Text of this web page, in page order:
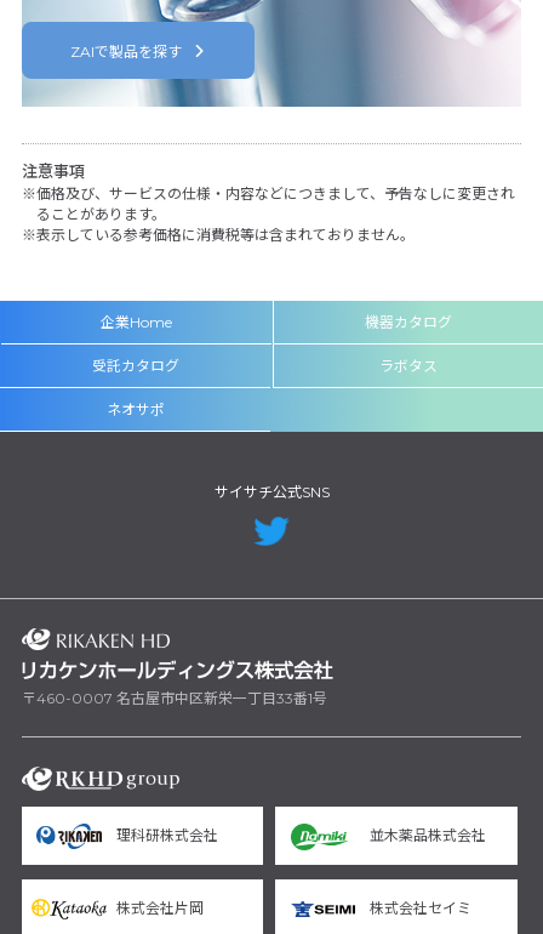
ZAIで製品を探す
注意事項
価格及び、サービスの仕様・内容などにつきまして、予告なしに変更され
ることがあります。
表示している参考価格に消費税等は含まれておりません。
企業Home 機器カタログ
受託カタログ ラボタス
ネオサポ
サイサチ公式SNS
〒460-0007 名古屋市中区新栄一丁目33番1号
理科研株式会社 並木薬品株式会社
株式会社片岡 株式会社セイミ